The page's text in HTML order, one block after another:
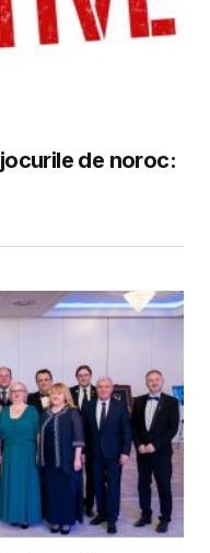
de noroc: